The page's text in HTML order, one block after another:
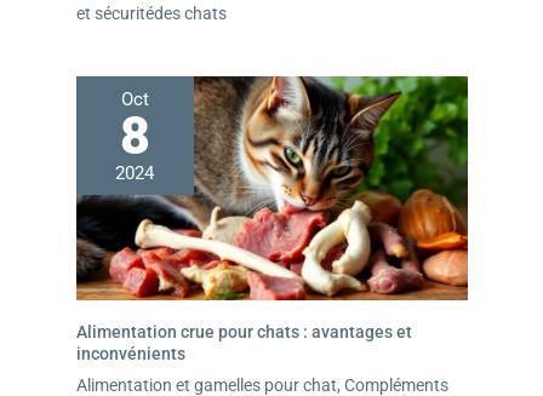
les matériaux du produit sont de qualité alimentaire et
disponible 24 heures sur 24 et nous offrons une
garantie de 2 ans pour chaque nourrisseur oneisall
et sécuritédes chats
Oct
8
2024
Alimentation crue pour chats : avantages et
inconvénients
Alimentation et gamelles pour chat, Compléments